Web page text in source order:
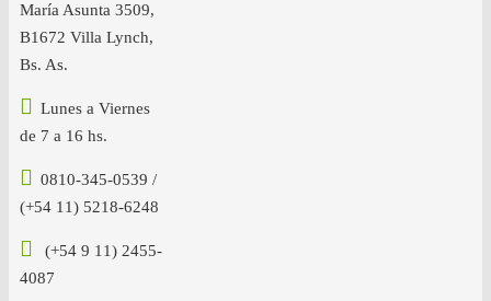
María Asunta 3509,
B1672 Villa Lynch,
Bs. As.
Lunes a Viernes
de 7 a 16 hs.
0810-345-0539 /
(+54 11) 5218-6248
(+54 9 11) 2455-
4087